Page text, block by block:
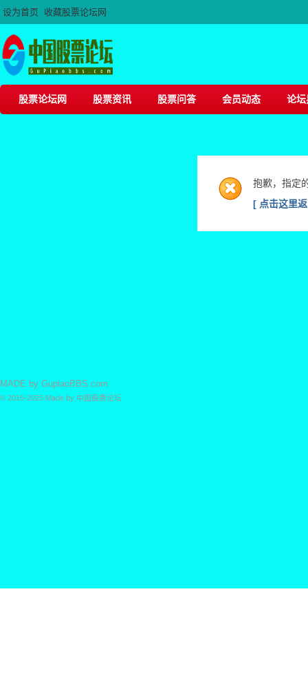
设为首页 收藏股票论坛网
股票论坛网 股票资讯 股票问答 会员动态 论坛
抱歉，指定
[ 点击这里
MADE by GupiaoBBS.com
© 2015-2025 Made by 中国股票论坛